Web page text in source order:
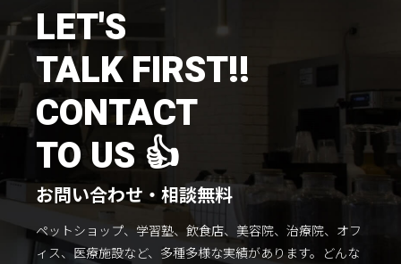
採用情報会社概要
LET'S
TALK FIRST!!
CONTACT
TO US 👍
お問い合わせ・相談無料
ペットショップ、学習塾、飲食店、美容院、治療院、オフ
ィス、医療施設など、多種多様な実績があります。 どんな